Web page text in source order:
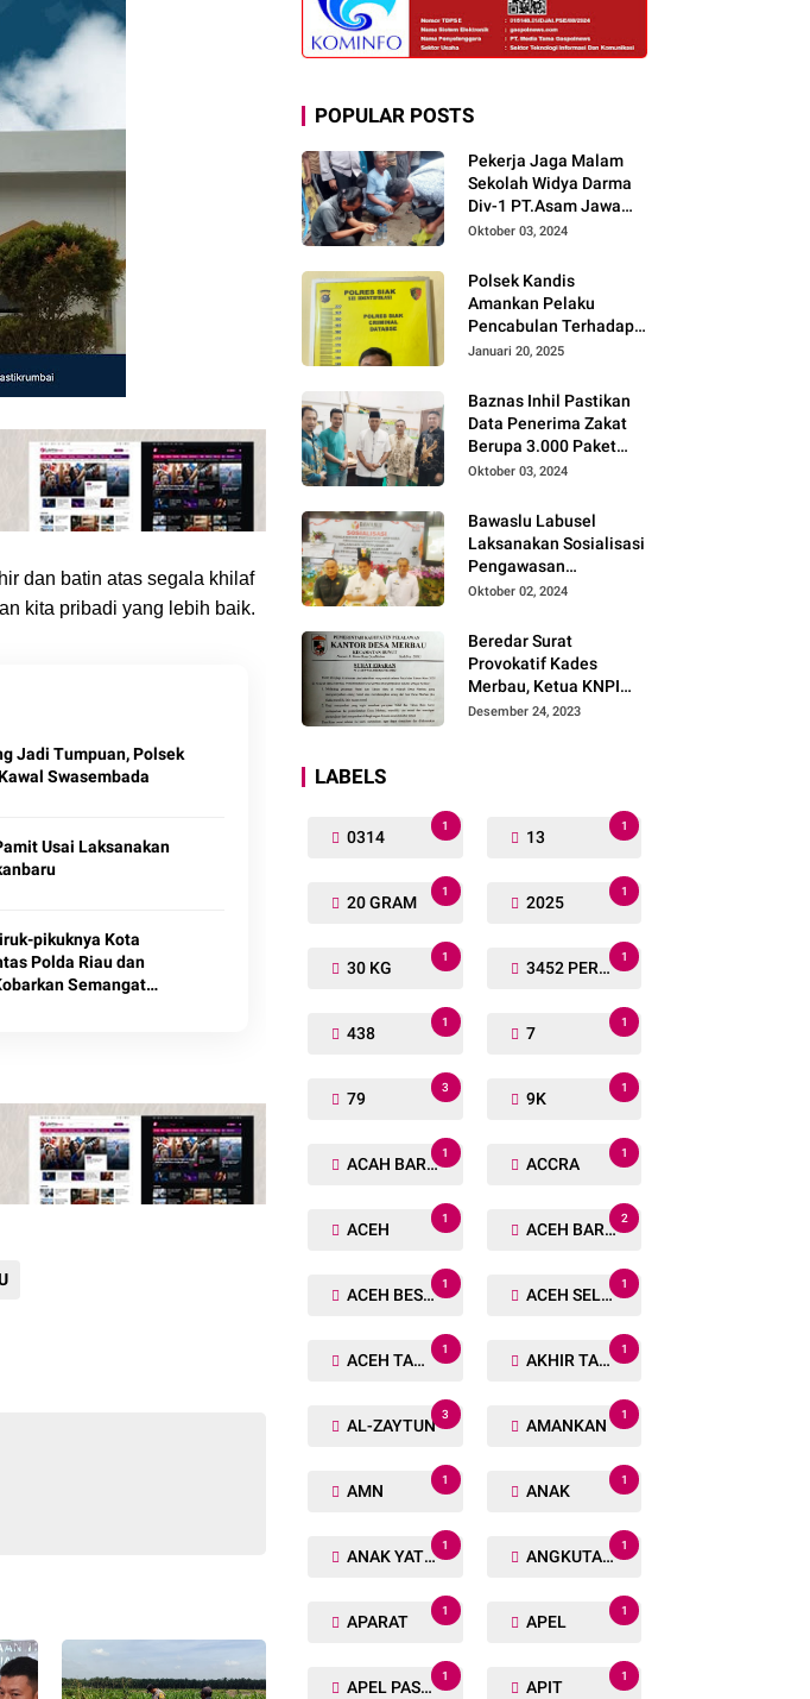
dan batin atas segala khilaf
kita pribadi yang lebih baik.
Jadi Tumpuan, Polsek
Swasembada
Usai Laksanakan
pikuknya Kota
Polda Riau dan
Semangat
POPULAR POSTS
Pekerja Jaga Malam
Sekolah Widya Darma
Div-1 PT.Asam Jawa
Todongkan Senpi
Sumberjo
Oktober 03, 2024
Polsek Kandis
Amankan Pelaku
Pencabulan Terhadap
Dua Anak Kakak-
Gereja
Januari 20, 2025
Baznas Inhil Pastikan
Data Penerima Zakat
Berupa 3.000 Paket
Premium Boxs Sudah
Oktober 03, 2024
Bawaslu Labusel
Laksanakan Sosialisasi
Pengawasan
Partisipatif kepada
Pemuda Dan Agama
Pada pilkada Serentak
2024
Oktober 02, 2024
Beredar Surat
Provokatif Kades
Merbau, Ketua KNPI
Riau: "Periksa, Tangkap
Desember 24, 2023
LABELS
0314
1
13
1
20 GRAM
1
2025
1
30 KG
1
3452 PERSONIL
1
438
1
7
1
79
3
9K
1
ACAH BARAT
1
ACCRA
1
ACEH
1
ACEH BARAT
2
ACEH BESAR
1
ACEH SELATAN
1
ACEH TAMIANG
1
AKHIR TAHUN
1
AL-ZAYTUN
3
AMANKAN
1
AMN
1
ANAK
1
ANAK YATIM
1
ANGKUTAN TRANSPORTASI
1
APARAT
1
APEL
1
APEL PASUKAN
1
APIT
1